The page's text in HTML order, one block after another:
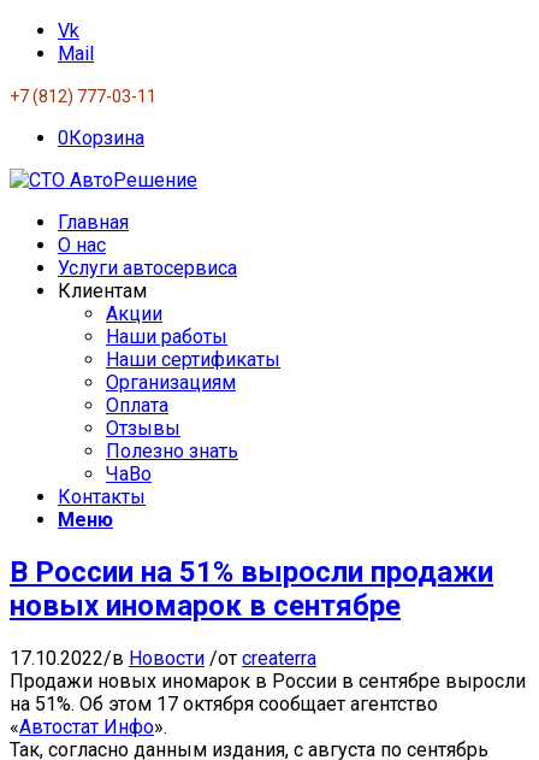
Vk
Mail
+7 (812) 777-03-11
0Корзина
Главная
О нас
Услуги автосервиса
Клиентам
Акции
Наши работы
Наши сертификаты
Организациям
Оплата
Отзывы
Полезно знать
ЧаВо
Контакты
Меню
В России на 51% выросли продажи
новых иномарок в сентябре
17.10.2022/в Новости /от createrra
Продажи новых иномарок в России в сентябре выросли
на 51%. Об этом 17 октября сообщает агентство
«Автостат Инфо».
Так, согласно данным издания, с августа по сентябрь